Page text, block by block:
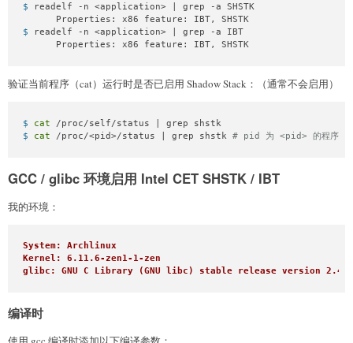
$
readelf -n <application> | grep -a SHSTK
$
readelf -n <application> | grep -a IBT
      Properties: x86 feature: IBT, SHSTK
验证当前程序（cat）运行时是否已启用 Shadow Stack：（通常不会启用）
$ cat /proc/self/status | grep shstk
$ cat /proc/<pid>/status | grep shstk # pid 为 <pid> 的程序是
GCC / glibc 环境启用 Intel CET SHSTK / IBT
我的环境：
System: Archlinux
Kernel: 6.11.6-zen1-1-zen
glibc: GNU C Library (GNU libc) stable release version 2.40
编译时